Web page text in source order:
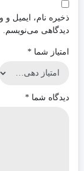
ذخیره نام، ایمیل
دیدگاهی می‌نویسم.
امتیاز شما *
دیدگاه شما *